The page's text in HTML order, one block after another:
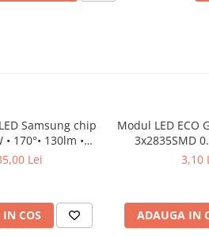
de pe bandă
pe o podea curată, vă recomandăm și
Samsung chip
• 170°• 130lm •
• IP68
Lei
COS
Modul LED ECO
3,10
ADAUGA IN